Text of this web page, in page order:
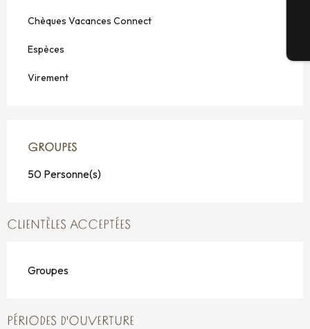
Chèques Vacances Connect
Espèces
Virement
GROUPES
GROUPES
50 Personne(s)
CLIENTÈLES ACCEPTÉES
Groupes
PÉRIODES D'OUVERTURE